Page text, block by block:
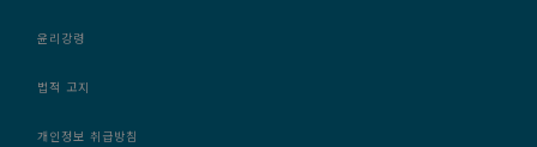
윤리강령
법적 고지
개인정보 취급방침